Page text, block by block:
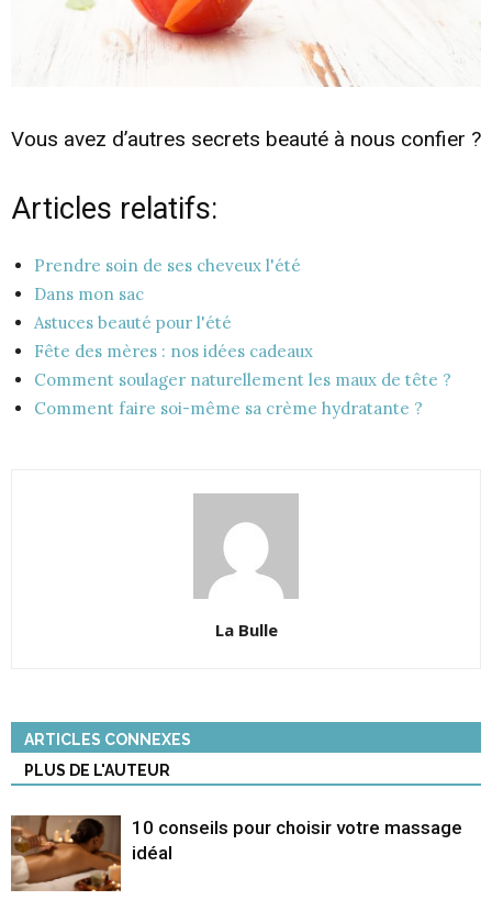
Vous avez d’autres secrets beauté à nous confier ?
Articles relatifs:
Prendre soin de ses cheveux l'été
Dans mon sac
Astuces beauté pour l'été
Fête des mères : nos idées cadeaux
Comment soulager naturellement les maux de tête ?
Comment faire soi-même sa crème hydratante ?
La Bulle
ARTICLES CONNEXES
PLUS DE L'AUTEUR
10 conseils pour choisir votre massage
idéal